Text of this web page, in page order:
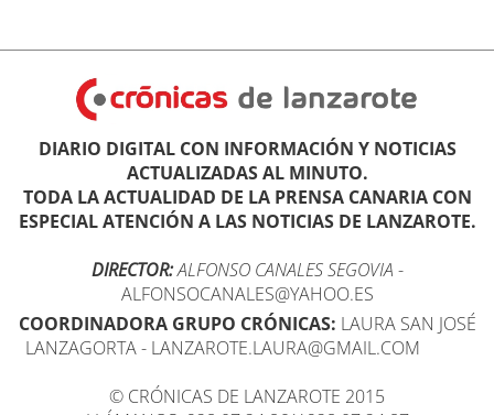
DIARIO DIGITAL CON INFORMACIÓN Y NOTICIAS
ACTUALIZADAS AL MINUTO.
TODA LA ACTUALIDAD DE LA PRENSA CANARIA CON
ESPECIAL ATENCIÓN A LAS NOTICIAS DE LANZAROTE.
DIRECTOR:ALFONSO CANALES SEGOVIA -
ALFONSOCANALES@YAHOO.ES
COORDINADORA GRUPO CRÓNICAS: LAURA SAN JOSÉ
LANZAGORTA - LANZAROTE.LAURA@GMAIL.COM
© CRÓNICAS DE LANZAROTE 2015